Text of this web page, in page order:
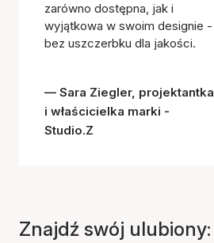
zarówno dostępna, jak i
wyjątkowa w swoim designie -
bez uszczerbku dla jakości.
Sara Ziegler, projektantka
i właścicielka marki -
Studio.Z
Znajdź swój ulubiony: